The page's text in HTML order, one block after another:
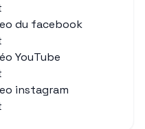
du facebook
YouTube
instagram